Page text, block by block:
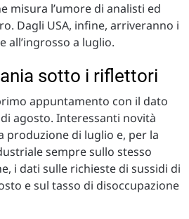
misura l’umore di analisti ed
Dagli USA, infine, arriveranno i
all’ingrosso a luglio.
sotto i riflettori
appuntamento con il dato
agosto. Interessanti novità
produzione di luglio e, per la
sempre sullo stesso
i dati sulle richieste di sussidi di
e sul tasso di disoccupazione